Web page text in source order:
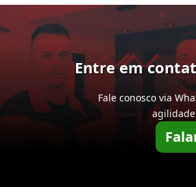
Entre em
Fale conosco via